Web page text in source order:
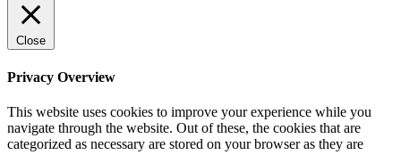
Close
Privacy Overview
This website uses cookies to improve your experience while you
navigate through the website. Out of these, the cookies that are
categorized as necessary are stored on your browser as they are